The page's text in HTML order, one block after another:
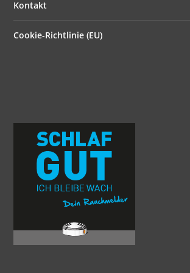
Kontakt
Cookie-Richtlinie (EU)